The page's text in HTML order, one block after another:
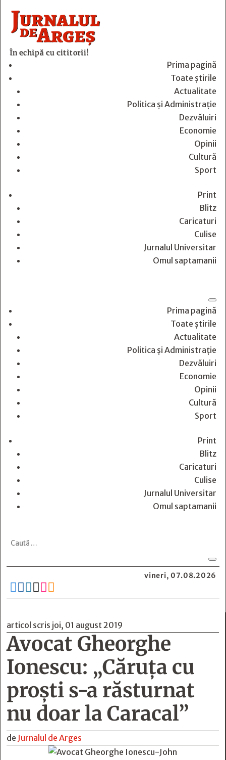
În echipă cu cititorii!
Prima pagină
Toate știrile
Actualitate
Politica și Administrație
Dezvăluiri
Economie
Opinii
Cultură
Sport
Print
Blitz
Caricaturi
Culise
Jurnalul Universitar
Omul saptamanii
Prima pagină
Toate știrile
Actualitate
Politica și Administrație
Dezvăluiri
Economie
Opinii
Cultură
Sport
Print
Blitz
Caricaturi
Culise
Jurnalul Universitar
Omul saptamanii
vineri, 07.08.2026
     
articol scris joi, 01 august 2019
Avocat Gheorghe
Ionescu: „Căruţa cu
proşti s-a răsturnat
nu doar la Caracal”
de Jurnalul de Arges